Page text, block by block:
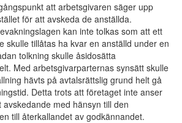
att arbetsgivaren säger upp
för att avskeda de anställda.
kan inte tolkas som att ett
skulle tillåtas ha kvar en anställd under en
tolkning skulle åsidosätta
Med arbetsgivarparternas synsätt skulle
hävts på avtalsrättslig grund helt gå
Detta trots att företaget inte anser
med hänsyn till den
till återkallandet av godkännandet.